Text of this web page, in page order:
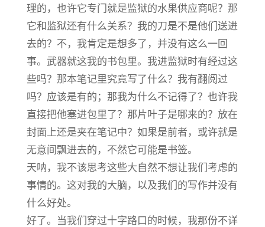
理的，也许它专门就是监狱的水果供应商呢？那
它和监狱还有什么关系？我的刀是不是他们送进
去的？不，我肯定是想多了，并没有这么一回
事。武器就这我的书包里。我进监狱时有经过这
些吗？那本笔记里究竟写了什么？我有翻阅过
吗？应该是有的；那我为什么不记得了？也许我
直接把他塞进包里了？那片叶子是哪来的？放在
封面上还是夹在笔记中？如果是前者，或许就是
无意间飘进去的，不然它可能是书签。
天呐，我不该思考这些大自然不想让我们考虑的
事情的。这对我的大脑，以及我们的写作并没有
什么好处。
好了。当我们穿过十字路口的时候，我那份不详